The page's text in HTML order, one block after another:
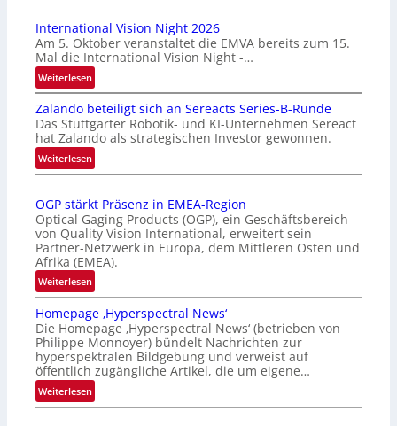
International Vision Night 2026
Am 5. Oktober veranstaltet die EMVA bereits zum 15.
Mal die International Vision Night -…
Weiterlesen:
I
n
t
e
r
n
t
i
o
n
l
V
i
s
i
o
n
N
Zalando beteiligt sich an Sereacts Series-B-Runde
Das Stuttgarter Robotik- und KI-Unternehmen Sereact
hat Zalando als strategischen Investor gewonnen.
Weiterlesen:
Z
l
a
n
d
o
b
e
t
e
i
i
g
OGP stärkt Präsenz in EMEA-Region
Optical Gaging Products (OGP), ein Geschäftsbereich
von Quality Vision International, erweitert sein
Partner-Netzwerk in Europa, dem Mittleren Osten und
Afrika (EMEA).
Weiterlesen:
O
G
P
s
t
ä
r
Homepage ‚Hyperspectral News‘
Die Homepage ‚Hyperspectral News‘ (betrieben von
Philippe Monnoyer) bündelt Nachrichten zur
hyperspektralen Bildgebung und verweist auf
öffentlich zugängliche Artikel, die um eigene…
Weiterlesen:
H